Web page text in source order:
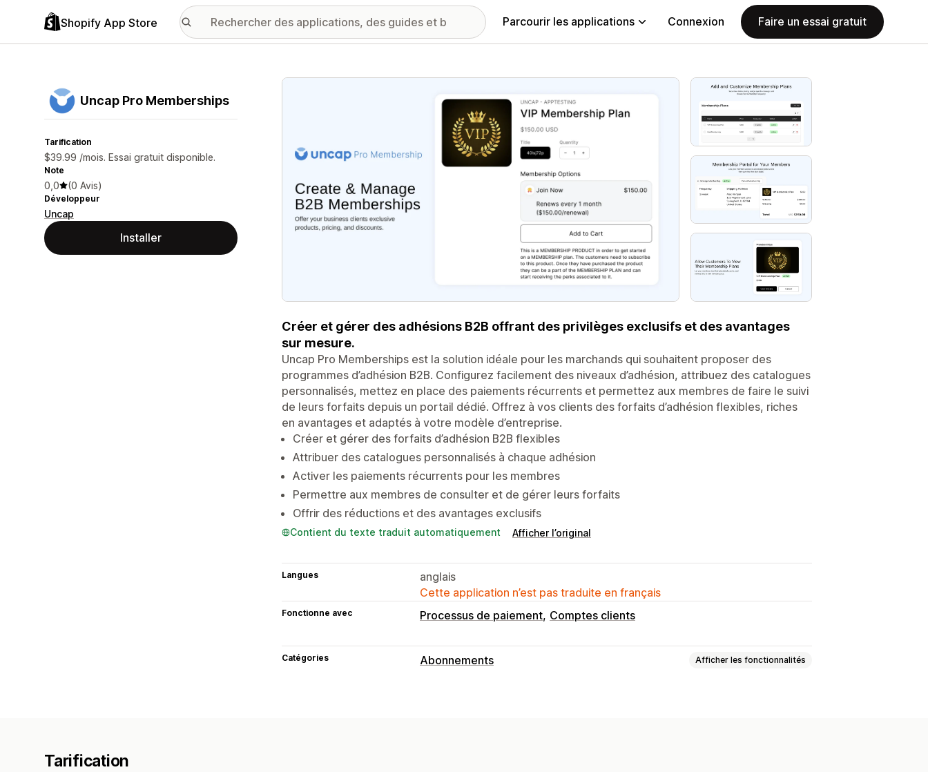
Shopify App Store Parcourir les applications Connexion Faire un essai gratuit
Uncap Pro Memberships
Tarification
$39.99 /mois. Essai gratuit disponible.
Note
0,0 (0 Avis)
Développeur
Uncap
Installer
Galerie d’images vedette
Créer et gérer des adhésions B2B offrant des privilèges exclusifs et des avantages
sur mesure.
Uncap Pro Memberships est la solution idéale pour les marchands qui souhaitent proposer des
programmes d’adhésion B2B. Configurez facilement des niveaux d’adhésion, attribuez des catalogues
personnalisés, mettez en place des paiements récurrents et permettez aux membres de faire le suivi
de leurs forfaits depuis un portail dédié. Offrez à vos clients des forfaits d’adhésion flexibles, riches
en avantages et adaptés à votre modèle d’entreprise.
Créer et gérer des forfaits d’adhésion B2B flexibles
Attribuer des catalogues personnalisés à chaque adhésion
Activer les paiements récurrents pour les membres
Permettre aux membres de consulter et de gérer leurs forfaits
Offrir des réductions et des avantages exclusifs
Contient du texte traduit automatiquement Afficher l’original
Langues
anglais
Cette application n’est pas traduite en français
Fonctionne avec Processus de paiement Comptes clients
Catégories Abonnements Afficher les fonctionnalités
Tarification